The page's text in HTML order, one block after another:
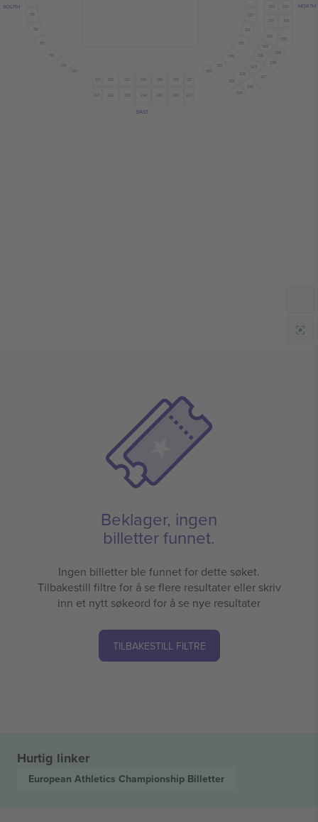
227
226
225
224
223
222
221
127
126
125
124
123
122
121
133
132
131
130
129
128
120
119
116
325
326
327
328
329
330
331
332
325
326
327
328
329
331
332
EAST
SOUTH NORTH
Beklager, ingen
billetter funnet.
Ingen billetter ble funnet for dette søket.
Tilbakestill filtre for å se flere resultater eller skriv
inn et nytt søkeord for å se nye resultater
TILBAKESTILL FILTRE
Hurtig linker
European Athletics Championship Billetter